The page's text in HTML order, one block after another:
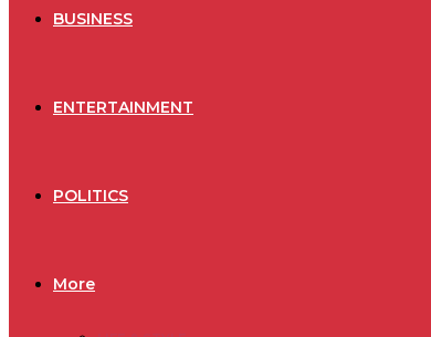
BUSINESS
ENTERTAINMENT
POLITICS
More